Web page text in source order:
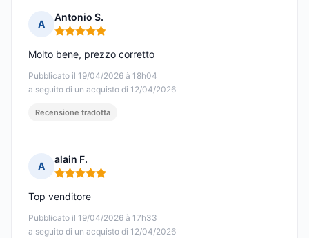
A
Antonio S.
Nota: 5 su 5
Pubblicato il 19/04/2026 à 18h04
a seguito di un acquisto di 12/04/2026
Molto bene, prezzo corretto
Recensione tradotta
A
alain F.
Nota: 5 su 5
Pubblicato il 19/04/2026 à 17h33
a seguito di un acquisto di 12/04/2026
Top venditore